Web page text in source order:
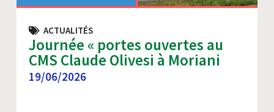
ACTUALITÉS
Journée « portes ouvertes au
CMS Claude Olivesi à Moriani
19/06/2026